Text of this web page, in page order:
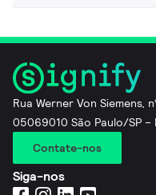
Rua Werner Von Siemens,
05069010 São Paulo/SP –
Contate-nos
Siga-nos